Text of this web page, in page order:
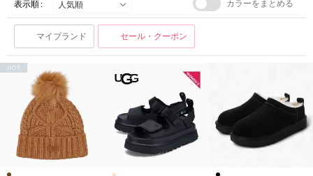
表示順 : カラーをまとめる
マイブランド セール・クーポン
HOT